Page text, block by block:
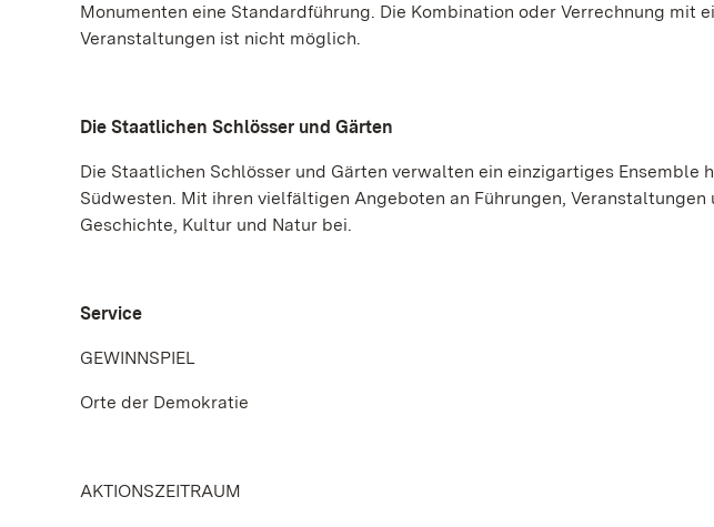
Monumenten eine Standardführung. Die Kombination oder Verrechnung mit
Veranstaltungen ist nicht möglich.
Die Staatlichen Schlösser und Gärten
Die Staatlichen Schlösser und Gärten verwalten ein einzigartiges Ensemble
Südwesten. Mit ihren vielfältigen Angeboten an Führungen,
Geschichte, Kultur und Natur bei.
Service
GEWINNSPIEL
Orte der Demokratie
AKTIONSZEITRAUM